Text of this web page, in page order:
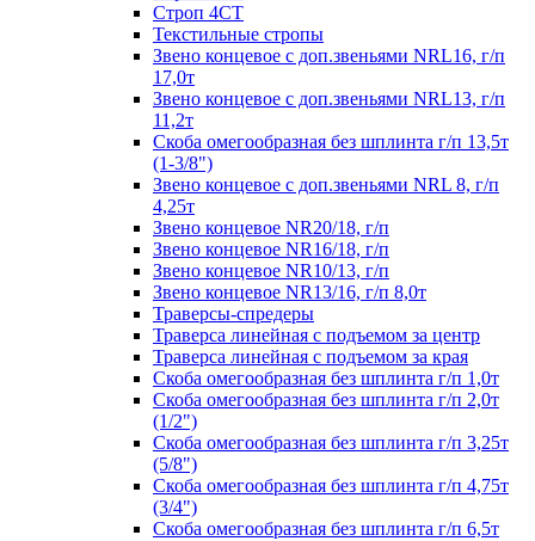
Строп 4СТ
Текстильные стропы
Звено концевое с доп.звеньями NRL16, г/п
17,0т
Звено концевое с доп.звеньями NRL13, г/п
11,2т
Скоба омегообразная без шплинта г/п 13,5т
(1-3/8")
Звено концевое с доп.звеньями NRL 8, г/п
4,25т
Звено концевое NR20/18, г/п
Звено концевое NR16/18, г/п
Звено концевое NR10/13, г/п
Звено концевое NR13/16, г/п 8,0т
Траверсы-спредеры
Траверса линейная с подъемом за центр
Траверса линейная с подъемом за края
Скоба омегообразная без шплинта г/п 1,0т
Скоба омегообразная без шплинта г/п 2,0т
(1/2")
Скоба омегообразная без шплинта г/п 3,25т
(5/8")
Скоба омегообразная без шплинта г/п 4,75т
(3/4")
Скоба омегообразная без шплинта г/п 6,5т